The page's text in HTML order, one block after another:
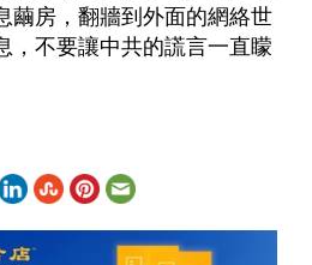
繭房，翻牆到外面的網絡世
，不要讓中共的謊言一直矇